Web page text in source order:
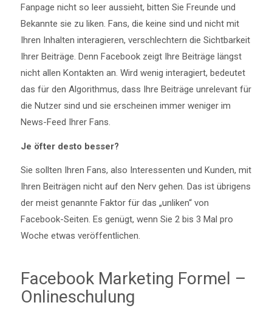
Fanpage nicht so leer aussieht, bitten Sie Freunde und
Bekannte sie zu liken. Fans, die keine sind und nicht mit
Ihren Inhalten interagieren, verschlechtern die Sichtbarkeit
Ihrer Beiträge. Denn Facebook zeigt Ihre Beiträge längst
nicht allen Kontakten an. Wird wenig interagiert, bedeutet
das für den Algorithmus, dass Ihre Beiträge unrelevant für
die Nutzer sind und sie erscheinen immer weniger im
News-Feed Ihrer Fans.
Je öfter desto besser?
Sie sollten Ihren Fans, also Interessenten und Kunden, mit
Ihren Beiträgen nicht auf den Nerv gehen. Das ist übrigens
der meist genannte Faktor für das „unliken“ von
Facebook-Seiten. Es genügt, wenn Sie 2 bis 3 Mal pro
Woche etwas veröffentlichen.
Facebook Marketing Formel –
Onlineschulung